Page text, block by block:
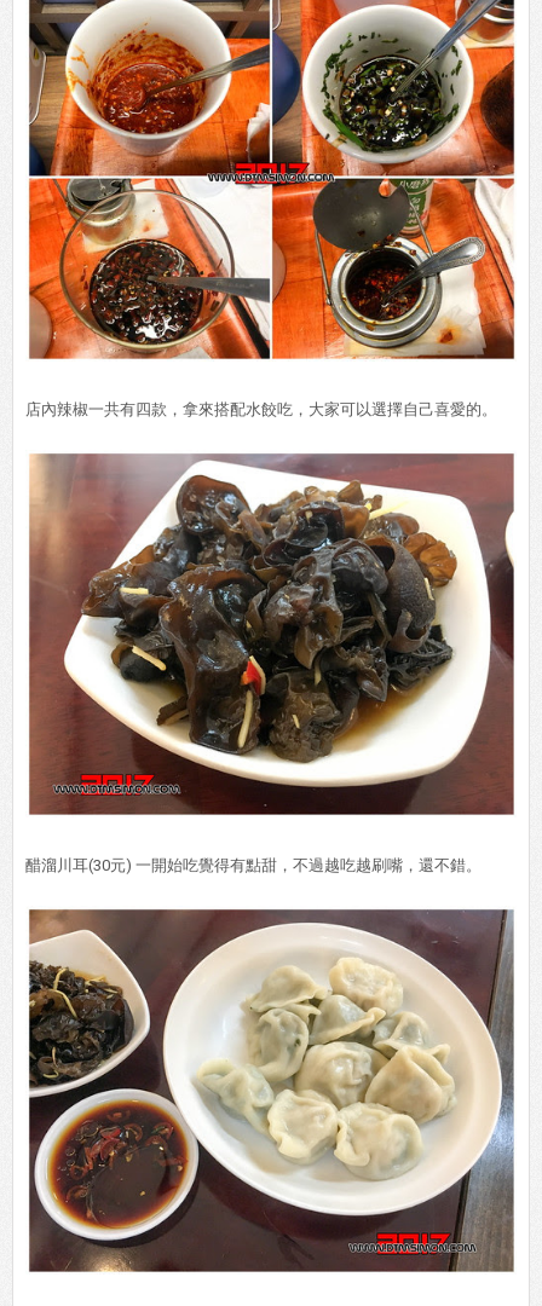
店內辣椒一共有四款，拿來搭配水餃吃，大家可以選擇自己喜愛的。
醋溜川耳(30元) 一開始吃覺得有點甜，不過越吃越刷嘴，還不錯。